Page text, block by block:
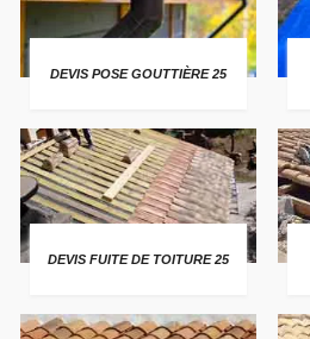
DEVIS POSE GOUTTIÈRE 25
DEVIS FUITE DE TOITURE 25